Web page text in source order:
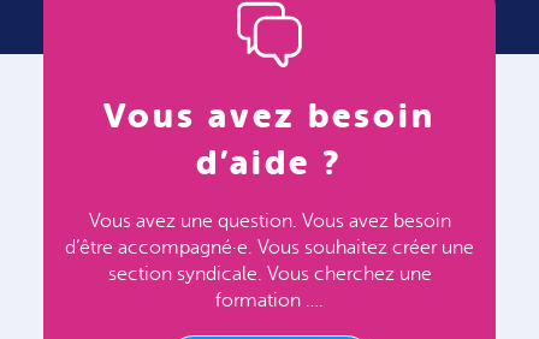
Vous avez besoin
d’aide ?
Vous avez une question. Vous avez besoin
d’être accompagné·e. Vous souhaitez créer une
section syndicale. Vous cherchez une
formation ….